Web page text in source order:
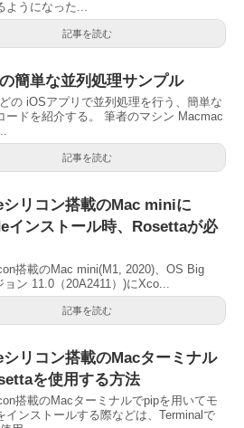
ようになった...
記事を読む
簡単な並列処理サンプル
の iOSアプリで並列処理を行う、簡単な
ードを紹介する。 筆者のマシン Macmac
記事を読む
リコン搭載のMac miniに
インストール時、Rosettaが必
搭載のMac mini(M1, 2020)、OS Big
ン 11.0（20A2411）)にXco...
記事を読む
リコン搭載のMacターミナル
を使用する方法
搭載のMacターミナルでpipを用いてモ
インストールする際などは、Terminalで